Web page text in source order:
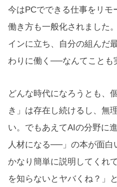
今はPCでできる仕事をリモ
働き方も一般化されました
インに立ち、自分の組んだ
わりに働く──なんてことも
どんな時代になろうとも、
き」は存在し続けるし、無
い。でもあえてAIの分野に
人材になる──」の本が面白
かなり簡単に説明してくれ
を知らないとヤバくね？」